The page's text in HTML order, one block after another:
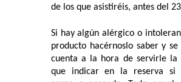
de los que asistiréis, antes del
Si hay algún alérgico o
producto hacérnoslo saber y
cuenta a la hora de servirle la
que indicar en la reserva si